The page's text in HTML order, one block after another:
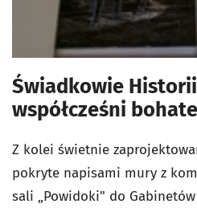
Świadkowie
współcześni
Z kolei świetnie
pokryte napisami mury z
sali „Powidoki" do